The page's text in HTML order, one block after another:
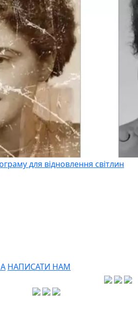
для відновлення світлин
НАПИСАТИ НАМ